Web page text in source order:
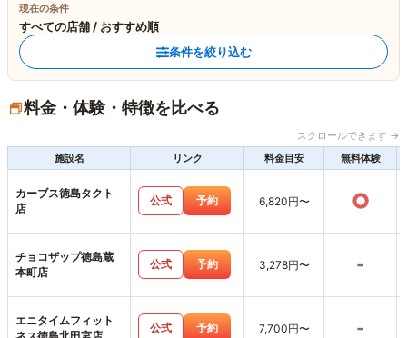
現在の条件
すべての店舗 / おすすめ順
条件を絞り込む
料金・体験・特徴を比べる
スクロールできます →
施設名
リンク 料金目安 無料体験
カーブス徳島タクト
店
公式 予約 6,820円〜 ○
チョコザップ徳島蔵
本町店
公式 予約 3,278円〜 -
エニタイムフィット
公式 予約 7,700円〜 -